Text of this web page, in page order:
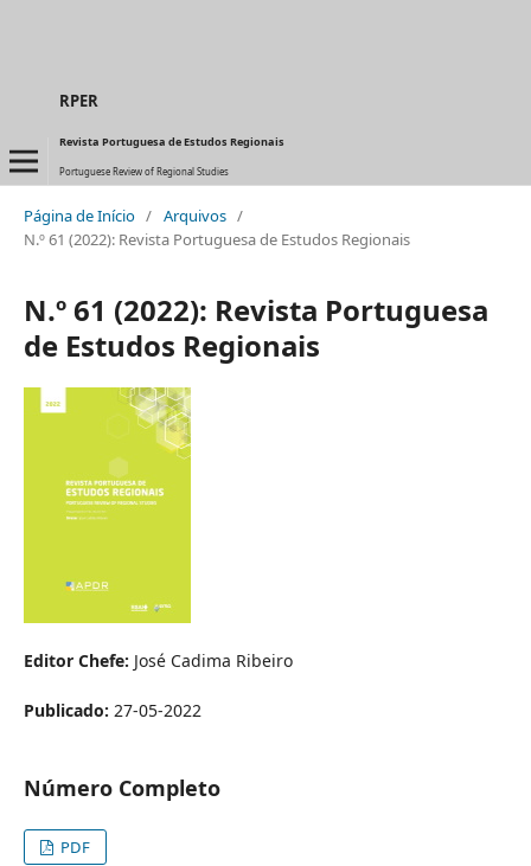
RPER
Revista Portuguesa de Estudos Regionais
Portuguese Review of Regional Studies
Página de Início / Arquivos /
N.º 61 (2022): Revista Portuguesa de Estudos Regionais
N.º 61 (2022): Revista Portuguesa
de Estudos Regionais
Editor Chefe: José Cadima Ribeiro
Publicado: 27-05-2022
Número Completo
PDF